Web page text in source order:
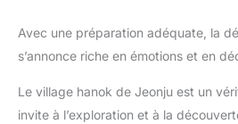
Avec une préparation adéquate, la
s’annonce riche en émotions et en
Le village hanok de Jeonju est un
invite à l’exploration et à la